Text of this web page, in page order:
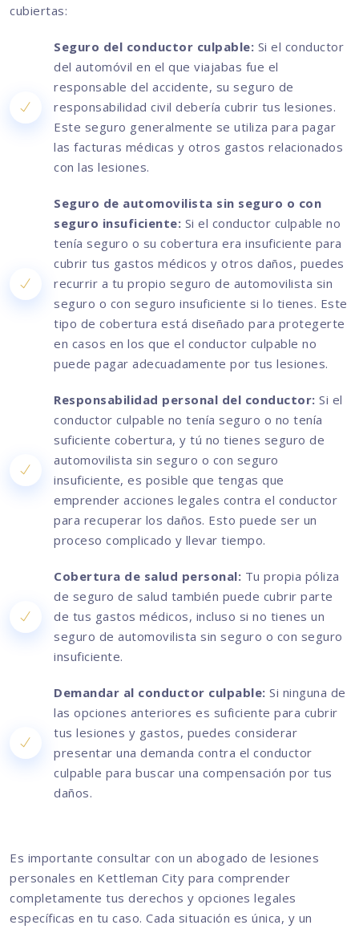
cubiertas:
Seguro del conductor culpable: Si el conductor
del automóvil en el que viajabas fue el
responsable del accidente, su seguro de
responsabilidad civil debería cubrir tus lesiones.
Este seguro generalmente se utiliza para pagar
las facturas médicas y otros gastos relacionados
con las lesiones.
Seguro de automovilista sin seguro o con
seguro insuficiente: Si el conductor culpable no
tenía seguro o su cobertura era insuficiente para
cubrir tus gastos médicos y otros daños, puedes
recurrir a tu propio seguro de automovilista sin
seguro o con seguro insuficiente si lo tienes. Este
tipo de cobertura está diseñado para protegerte
en casos en los que el conductor culpable no
puede pagar adecuadamente por tus lesiones.
Responsabilidad personal del conductor: Si el
conductor culpable no tenía seguro o no tenía
suficiente cobertura, y tú no tienes seguro de
automovilista sin seguro o con seguro
insuficiente, es posible que tengas que
emprender acciones legales contra el conductor
para recuperar los daños. Esto puede ser un
proceso complicado y llevar tiempo.
Cobertura de salud personal: Tu propia póliza
de seguro de salud también puede cubrir parte
de tus gastos médicos, incluso si no tienes un
seguro de automovilista sin seguro o con seguro
insuficiente.
Demandar al conductor culpable: Si ninguna de
las opciones anteriores es suficiente para cubrir
tus lesiones y gastos, puedes considerar
presentar una demanda contra el conductor
culpable para buscar una compensación por tus
daños.
Es importante consultar con un abogado de lesiones
personales en Kettleman City para comprender
completamente tus derechos y opciones legales
específicas en tu caso. Cada situación es única, y un